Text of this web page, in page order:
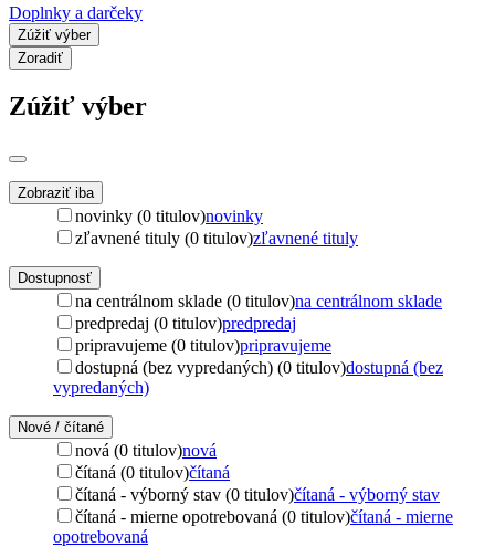
Doplnky a darčeky
Zúžiť výber
Zoradiť
Zúžiť výber
Zobraziť iba
novinky (0 titulov)novinky
zľavnené tituly (0 titulov)zľavnené tituly
Dostupnosť
na centrálnom sklade (0 titulov)na centrálnom sklade
predpredaj (0 titulov)predpredaj
pripravujeme (0 titulov)pripravujeme
dostupná (bez vypredaných) (0 titulov)dostupná (bez
vypredaných)
Nové / čítané
nová (0 titulov)nová
čítaná (0 titulov)čítaná
čítaná - výborný stav (0 titulov)čítaná - výborný stav
čítaná - mierne opotrebovaná (0 titulov)čítaná - mierne
opotrebovaná